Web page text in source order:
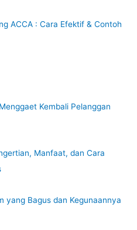
ACCA : Cara Efektif & Contoh
Kembali Pelanggan
Manfaat, dan Cara
yang Bagus dan Kegunaannya